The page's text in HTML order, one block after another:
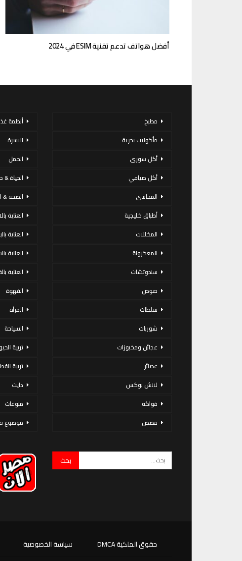
أفضل هواتف تدعم تقنية ESIM في 2024
مطبخ
مأكولات بحرية
أكل سورى
أكل صيامي
المحاشي
أطباق خليجية
المخللات
المعكرونة
سندوتشات
صوص
سلطات
شوربات
عجائن ومخبوزات
عصائر
لانش بوكس
فواكه
قصص
أنظمة
الاسرة
الحمل
الحياة
الصحة &
العناية
العناية
العناية
العناية
القهوة
المرأة
السياحة
تربية
تربية
دايت
منوعات
موضوع
حقوق الملكية DMCA سياسة الخصوصية